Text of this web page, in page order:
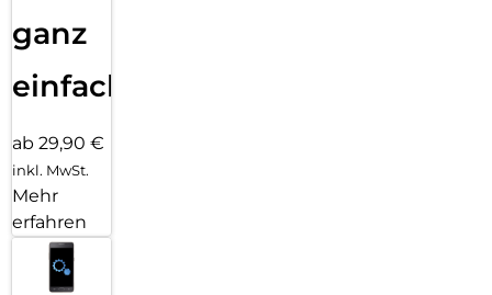
ganz
einfach
ab 29,90 €
inkl. MwSt.
Mehr
erfahren